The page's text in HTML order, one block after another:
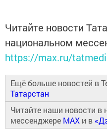
Читайте новости
национальном
https://max.ru/
Ещё больше новостей в
Татарстан
Читайте наши новости в
мессенджере MAX и в